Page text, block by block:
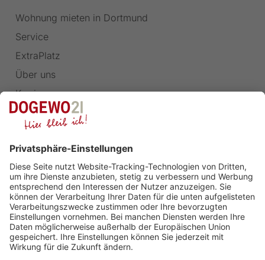
Wohnung mieten in Dortmund
Service
ExtraPlatz
Über uns
Karriere
Kontakt
Einkauf
KONTAKT
DOGEWO
Dortmunder Gesellschaft
für Wohnen mbH
Landgrafenstraße 77